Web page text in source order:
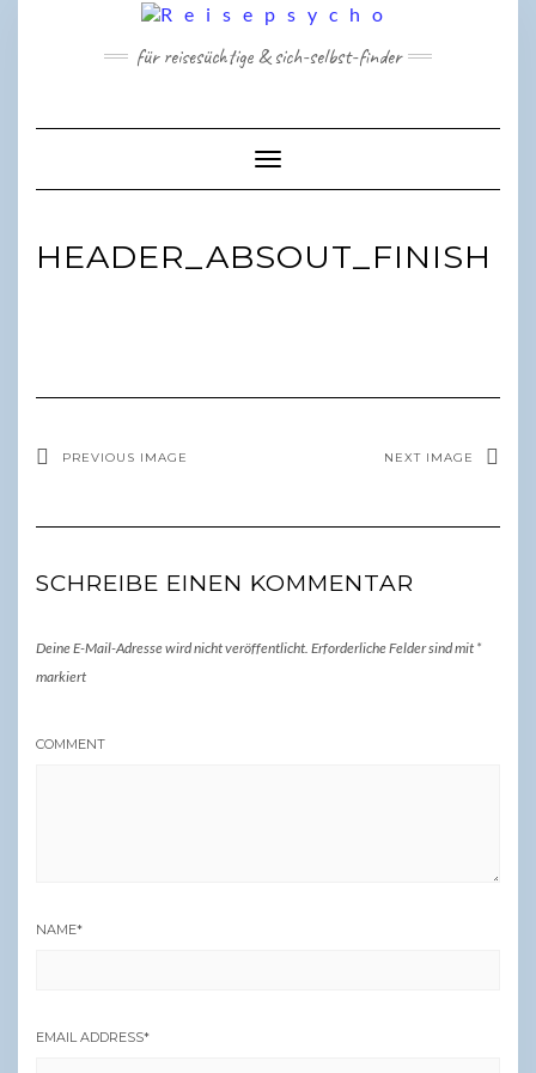
für reisesüchtige & sich-selbst-finder
Toggle Navigation
HEADER_ABSOUT_FINISH
PREVIOUS IMAGE NEXT IMAGE
SCHREIBE EINEN KOMMENTAR
Deine E-Mail-Adresse wird nicht veröffentlicht. Erforderliche Felder sind mit *
markiert
COMMENT
NAME*
EMAIL ADDRESS*